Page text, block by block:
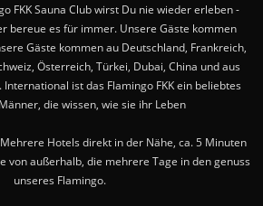
FKK Sauna Club wirst Du nie wieder erleben -
bereue es für immer. Unsere Gäste kommen
Gäste kommen au Deutschland, Frankreich,
Österreich, Türkei, Dubai, China und aus
ist das Flamingo FKK ein beliebtes
die wissen, wie sie ihr Leben
Hotels direkt in der Nähe, ca. 5 Minuten
von außerhalb, die mehrere Tage in den genuss
unseres Flamingo.